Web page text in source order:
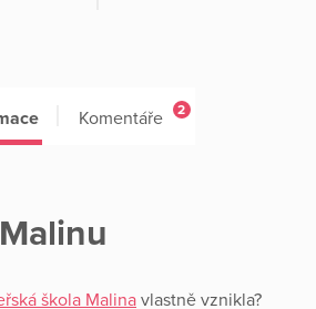
Komentáře 2
škola Malina vlastně vznikla?